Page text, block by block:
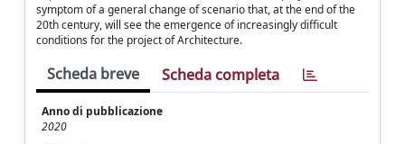
symptom of a general change of scenario that, at the end of the
20th century, will see the emergence of increasingly difficult
conditions for the project of Architecture.
Scheda breve Scheda completa
Anno di pubblicazione
2020